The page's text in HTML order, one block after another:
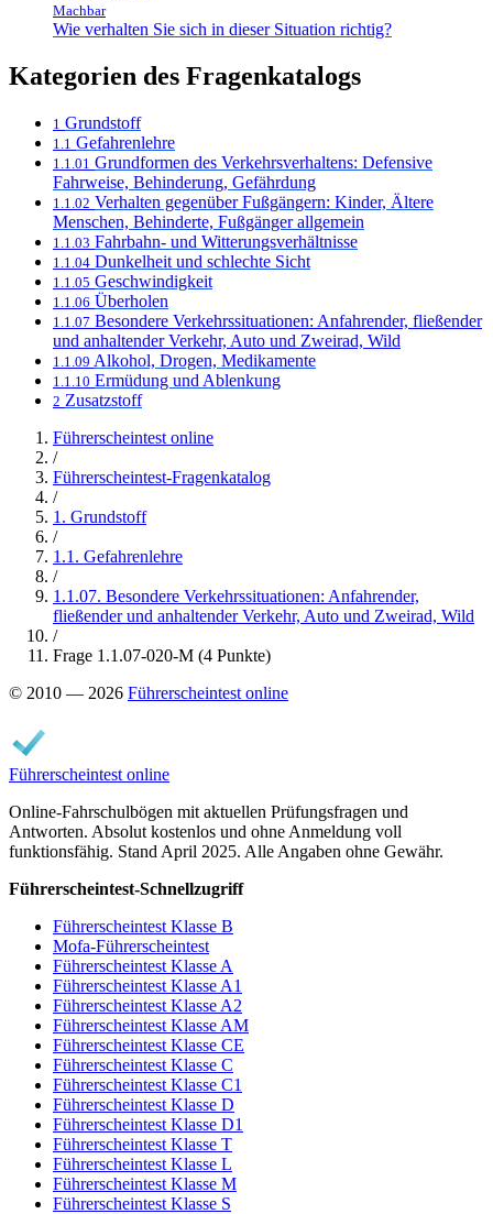
Machbar
Wie verhalten Sie sich in dieser Situation richtig?
Kategorien des Fragenkatalogs
1 Grundstoff
1.1 Gefahrenlehre
1.1.01 Grundformen des Verkehrsverhaltens: Defensive
Fahrweise, Behinderung, Gefährdung
1.1.02 Verhalten gegenüber Fußgängern: Kinder, Ältere
Menschen, Behinderte, Fußgänger allgemein
1.1.03 Fahrbahn- und Witterungsverhältnisse
1.1.04 Dunkelheit und schlechte Sicht
1.1.05 Geschwindigkeit
1.1.06 Überholen
1.1.07 Besondere Verkehrssituationen: Anfahrender, fließender
und anhaltender Verkehr, Auto und Zweirad, Wild
1.1.09 Alkohol, Drogen, Medikamente
1.1.10 Ermüdung und Ablenkung
2 Zusatzstoff
Führerscheintest online
/
Führerscheintest-Fragenkatalog
/
1. Grundstoff
/
1.1. Gefahrenlehre
/
1.1.07. Besondere Verkehrssituationen: Anfahrender,
fließender und anhaltender Verkehr, Auto und Zweirad, Wild
/
Frage 1.1.07-020-M (4 Punkte)
© 2010 — 2026 Führerscheintest online
Führerscheintest online
Online-Fahrschulbögen mit aktuellen Prüfungsfragen und
Antworten. Absolut kostenlos und ohne Anmeldung voll
funktionsfähig. Stand April 2025. Alle Angaben ohne Gewähr.
Führerscheintest-Schnellzugriff
Führerscheintest Klasse B
Mofa-Führerscheintest
Führerscheintest Klasse A
Führerscheintest Klasse A1
Führerscheintest Klasse A2
Führerscheintest Klasse AM
Führerscheintest Klasse CE
Führerscheintest Klasse C
Führerscheintest Klasse C1
Führerscheintest Klasse D
Führerscheintest Klasse D1
Führerscheintest Klasse T
Führerscheintest Klasse L
Führerscheintest Klasse M
Führerscheintest Klasse S